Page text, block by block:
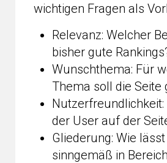
wichtigen Fragen als
Relevanz: Welcher
bisher gute
Wunschthema: Für
Thema soll die Seite
der User auf der
Gliederung: Wie
sinngemäß in